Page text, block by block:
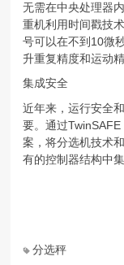
无需在中央处理器
重机利用时间戳技
号可以在不到10微
升重复精度和运动精
集成安全
近年来，运行安全
要。通过
案，将分选机技术
有的控制器结构中
分选秤